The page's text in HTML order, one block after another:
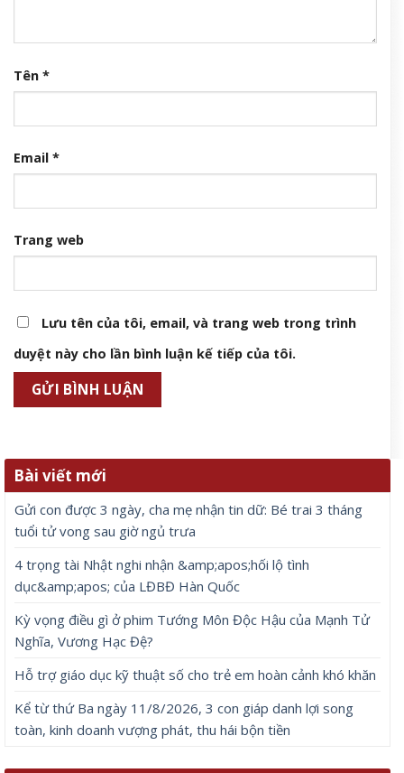
Tên *
Email *
Trang web
Lưu tên của tôi, email, và trang web trong trình
duyệt này cho lần bình luận kế tiếp của tôi.
Bài viết mới
Gửi con được 3 ngày, cha mẹ nhận tin dữ: Bé trai 3 tháng
tuổi tử vong sau giờ ngủ trưa
4 trọng tài Nhật nghi nhận &amp;apos;hối lộ tình
dục&amp;apos; của LĐBĐ Hàn Quốc
Kỳ vọng điều gì ở phim Tướng Môn Độc Hậu của Mạnh Tử
Nghĩa, Vương Hạc Đệ?
Hỗ trợ giáo dục kỹ thuật số cho trẻ em hoàn cảnh khó khăn
Kể từ thứ Ba ngày 11/8/2026, 3 con giáp danh lợi song
toàn, kinh doanh vượng phát, thu hái bộn tiền